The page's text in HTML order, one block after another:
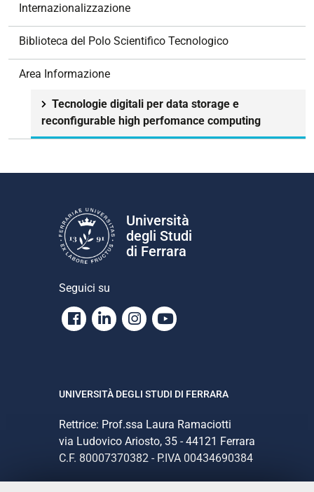
Internazionalizzazione
Biblioteca del Polo Scientifico Tecnologico
Area Informazione
Tecnologie digitali per data storage e
reconfigurable high perfomance computing
Università
degli Studi
di Ferrara
Seguici su
Facebook
LinkedinInstagram
Youtube
UNIVERSITÀ DEGLI STUDI DI FERRARA
Rettrice: Prof.ssa Laura Ramaciotti
via Ludovico Ariosto, 35 - 44121 Ferrara
C.F. 80007370382 - P.IVA 00434690384